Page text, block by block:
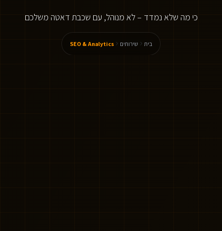
כי מה שלא נמדד – לא מנוהל, עם שכבת דאטה משלכם
בית שירותים SEO & Analytics